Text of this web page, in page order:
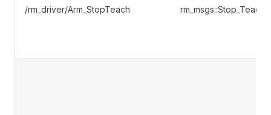
/rm_driver/Arm_StopTeach rm_msgs::Stop_Teach